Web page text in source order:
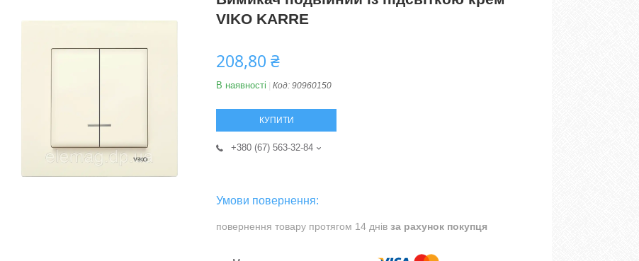
VIKO KARRE
208,80 ₴
В наявності Код: 90960150
КУПИТИ
+380 (67) 563-32-84
повернення товару протягом 14 днів за рахунок покупця